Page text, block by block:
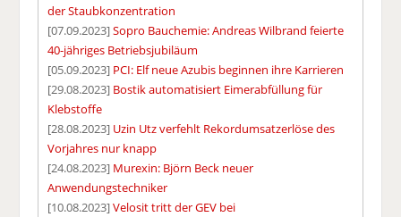
der Staubkonzentration
[07.09.2023]Sopro Bauchemie: Andreas Wilbrand feierte
40-jähriges Betriebsjubiläum
[05.09.2023] PCI: Elf neue Azubis beginnen ihre Karrieren
[29.08.2023] Bostik automatisiert Eimerabfüllung für
Klebstoffe
[28.08.2023] Uzin Utz verfehlt Rekordumsatzerlöse des
Vorjahres nur knapp
[24.08.2023] Murexin: Björn Beck neuer
Anwendungstechniker
[10.08.2023]Velosit tritt der GEV bei